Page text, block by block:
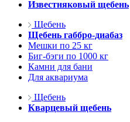
Известняковый щебень
Щебень
Щебень габбро-диабаз
Мешки по 25 кг
Биг-бэги по 1000 кг
Камни для бани
Для аквариума
Щебень
Кварцевый щебень